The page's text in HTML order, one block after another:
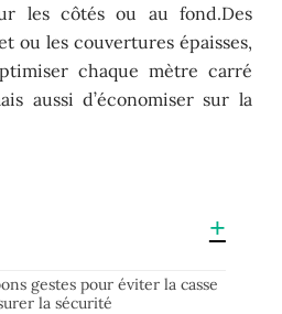
les côtés ou au fond.Des
ou les couvertures épaisses,
chaque mètre carré
aussi d’économiser sur la
gestes pour éviter la casse
la sécurité